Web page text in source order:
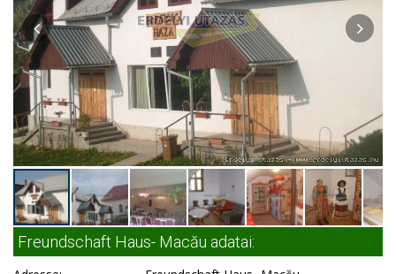
Freundschaft Haus- Macău adatai: